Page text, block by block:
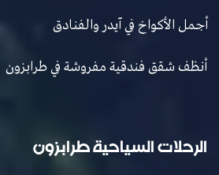
أجمل الأكواخ في آيدر والفنادق
أنظف شقق فندقية مفروشة في طرابزون
الرحلات السياحية طرابزون